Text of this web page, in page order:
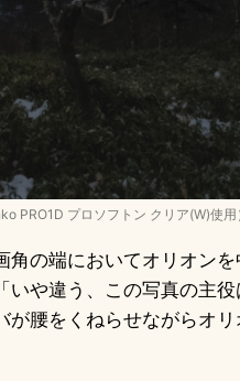
PRO1D プロソフトン クリア(W)使用
の端においてオリオンを
や違う、この写真の主
腰をくねらせながらオ